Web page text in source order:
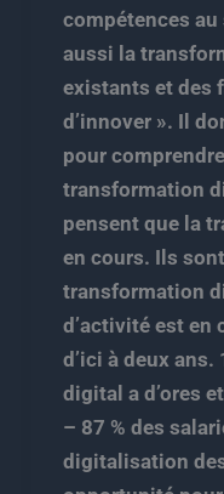
compétences
aussi la
existants et des
d’innover ». Il
pour
transformation
pensent que la
en cours. Ils
transformation
d’activité est en
d’ici à deux ans.
digital a d’ores
– 87 % des
digitalisation